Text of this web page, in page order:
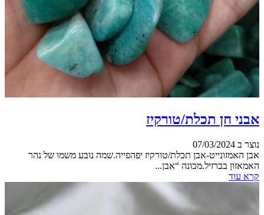
אבני חן תכלת/טורקיז
נוצר ב 07/03/2024
אבן האמזונייט-אבן תכלת/טורקיז יפהפייה.שמה נובע משמו של נהר
האמאזון בברזיל.מכונה “אבן...
קרא עוד